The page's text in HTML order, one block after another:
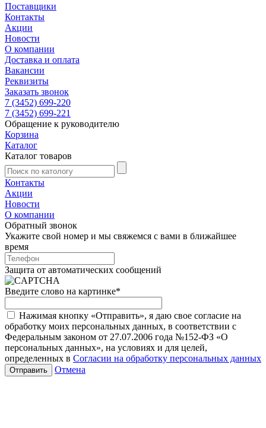
Поставщики
Контакты
Акции
Новости
О компании
Доставка и оплата
Вакансии
Реквизиты
Заказать звонок
7 (3452) 699-220
7 (3452) 699-221
Обращение к руководителю
Корзина
Каталог
Каталог товаров
Контакты
Акции
Новости
О компании
Обратный звонок
Укажите свой номер и мы свяжемся с вами в ближайшее
время
Защита от автоматических сообщений
Введите слово на картинке*
Нажимая кнопку «Отправить», я даю свое согласие на
обработку моих персональных данных, в соответствии с
Федеральным законом от 27.07.2006 года №152-ФЗ «О
персональных данных», на условиях и для целей,
определенных в Согласии на обработку персональных данных
Отмена